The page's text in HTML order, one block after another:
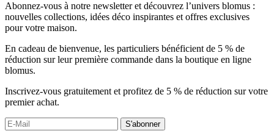
Abonnez-vous à notre newsletter et découvrez l’univers blomus :
nouvelles collections, idées déco inspirantes et offres exclusives
pour votre maison.
En cadeau de bienvenue, les particuliers bénéficient de 5 % de
réduction sur leur première commande dans la boutique en ligne
blomus.
Inscrivez-vous gratuitement et profitez de 5 % de réduction sur votre
premier achat.
S'abonner